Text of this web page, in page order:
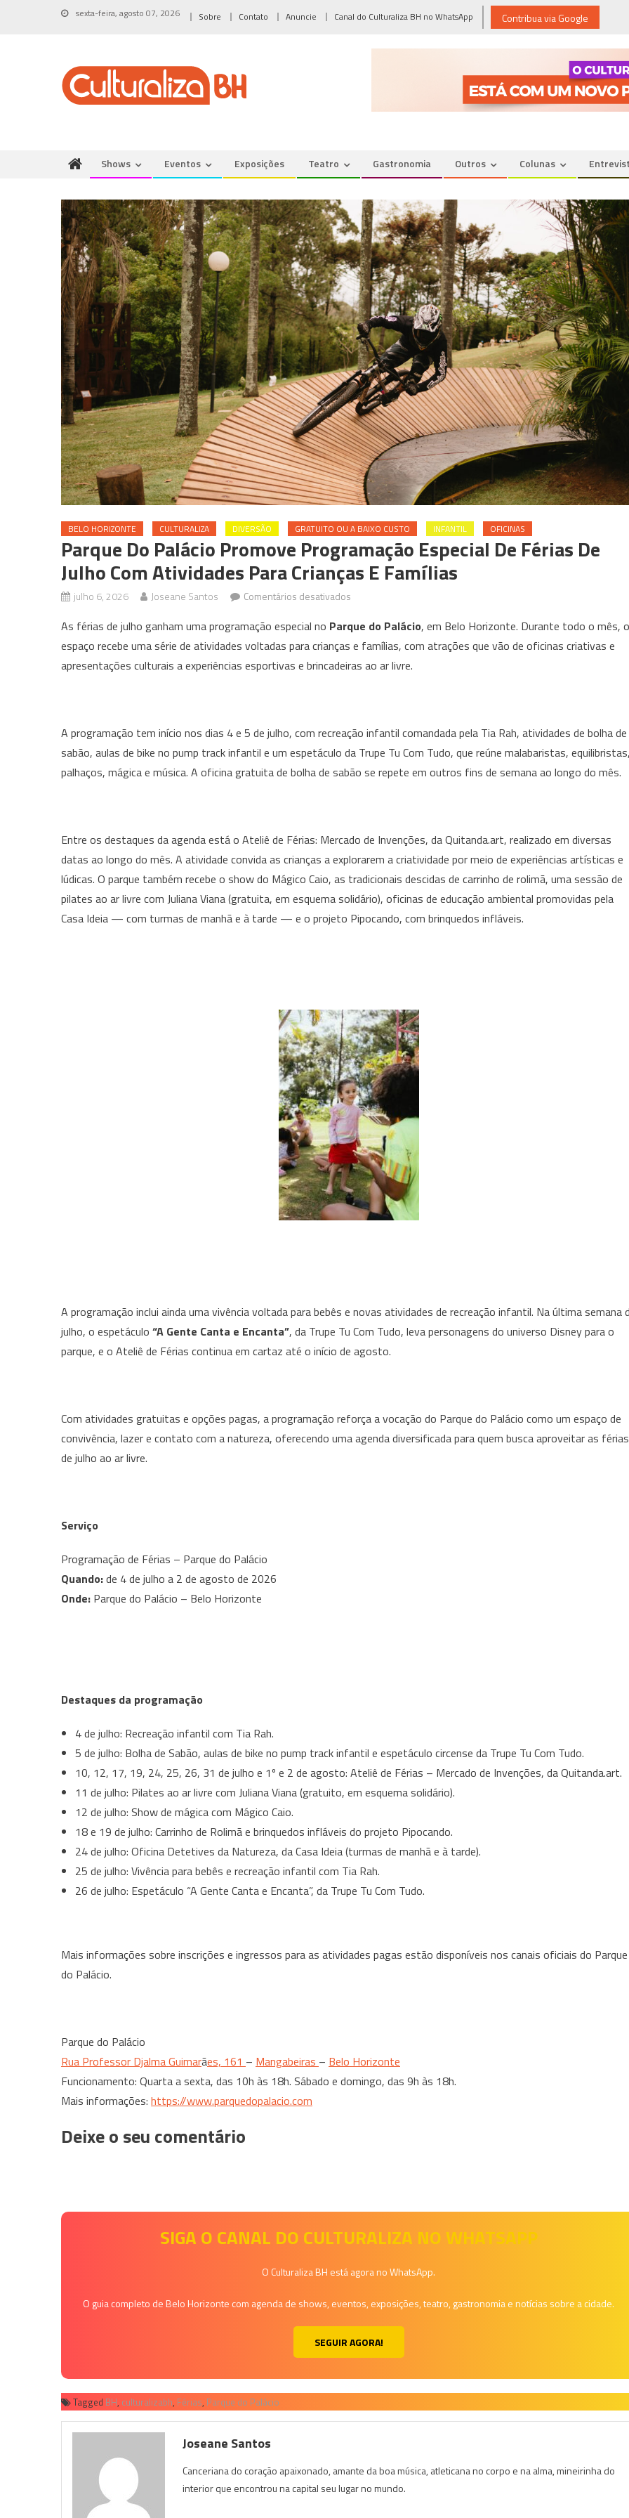
sexta-feira, agosto 07, 2026 Sobre Contato Anuncie Canal do Culturaliza BH no WhatsApp Contribua via Google
Shows Eventos Exposições Teatro Gastronomia Outros Colunas
BELO HORIZONTE CULTURALIZA DIVERSÃO GRATUITO OU A BAIXO CUSTO INFANTIL OFICINAS
Parque Do Palácio Promove Programação Especial De Férias De
Julho Com Atividades Para Crianças E Famílias
julho 6, 2026 Joseane Santos Comentários desativados
do
Palácio
promove
férias
de
julho
crianças
e
famílias
As férias de julho ganham uma programação especial no Parque do Palácio, em Belo Horizonte. Durante todo o mês, o
espaço recebe uma série de atividades voltadas para crianças e famílias, com atrações que vão de oficinas criativas e
apresentações culturais a experiências esportivas e brincadeiras ao ar livre.
A programação tem início nos dias 4 e 5 de julho, com recreação infantil comandada pela Tia Rah, atividades de bolha de
sabão, aulas de bike no pump track infantil e um espetáculo da Trupe Tu Com Tudo, que reúne malabaristas,
palhaços, mágica e música. A oficina gratuita de bolha de sabão se repete em outros fins de semana ao longo do mês.
Entre os destaques da agenda está o Ateliê de Férias: Mercado de Invenções, da Quitanda.art, realizado em diversas
datas ao longo do mês. A atividade convida as crianças a explorarem a criatividade por meio de experiências artísticas e
lúdicas. O parque também recebe o show do Mágico Caio, as tradicionais descidas de carrinho de rolimã, uma sessão de
pilates ao ar livre com Juliana Viana (gratuita, em esquema solidário), oficinas de educação ambiental promovidas pela
Casa Ideia — com turmas de manhã e à tarde — e o projeto Pipocando, com brinquedos infláveis.
A programação inclui ainda uma vivência voltada para bebês e novas atividades de recreação infantil. Na última semana
julho, o espetáculo “A Gente Canta e Encanta”, da Trupe Tu Com Tudo, leva personagens do universo Disney para o
parque, e o Ateliê de Férias continua em cartaz até o início de agosto.
Com atividades gratuitas e opções pagas, a programação reforça a vocação do Parque do Palácio como um espaço de
convivência, lazer e contato com a natureza, oferecendo uma agenda diversificada para quem busca aproveitar as férias
de julho ao ar livre.
Serviço
Programação de Férias – Parque do Palácio
Quando:de 4 de julho a 2 de agosto de 2026
Onde: Parque do Palácio – Belo Horizonte
Destaques da programação
4 de julho: Recreação infantil com Tia Rah.
5 de julho: Bolha de Sabão, aulas de bike no pump track infantil e espetáculo circense da Trupe Tu Com Tudo.
10, 12, 17, 19, 24, 25, 26, 31 de julho e 1º e 2 de agosto: Ateliê de Férias – Mercado de Invenções, da Quitanda.art.
11 de julho: Pilates ao ar livre com Juliana Viana (gratuito, em esquema solidário).
12 de julho: Show de mágica com Mágico Caio.
18 e 19 de julho: Carrinho de Rolimã e brinquedos infláveis do projeto Pipocando.
24 de julho: Oficina Detetives da Natureza, da Casa Ideia (turmas de manhã e à tarde).
25 de julho: Vivência para bebês e recreação infantil com Tia Rah.
26 de julho: Espetáculo “A Gente Canta e Encanta”, da Trupe Tu Com Tudo.
Mais informações sobre inscrições e ingressos para as atividades pagas estão disponíveis nos canais oficiais do Parque
do Palácio.
Parque do Palácio
Rua Professor Djalma Guimarães, 161 – Mangabeiras – Belo Horizonte
Funcionamento: Quarta a sexta, das 10h às 18h. Sábado e domingo, das 9h às 18h.
Mais informações: https://www.parquedopalacio.com
Deixe o seu comentário
SIGA O CANAL DO CULTURALIZA NO WHATSAPP
O Culturaliza BH está agora no WhatsApp.
O guia completo de Belo Horizonte com agenda de shows, eventos, exposições, teatro, gastronomia e notícias sobre a cidade.
SEGUIR AGORA!
Tagged BH, culturalizabh, Férias, Parque do Palácio
Joseane Santos
Canceriana do coração apaixonado, amante da boa música, atleticana no corpo e na alma, mineirinha do
interior que encontrou na capital seu lugar no mundo.